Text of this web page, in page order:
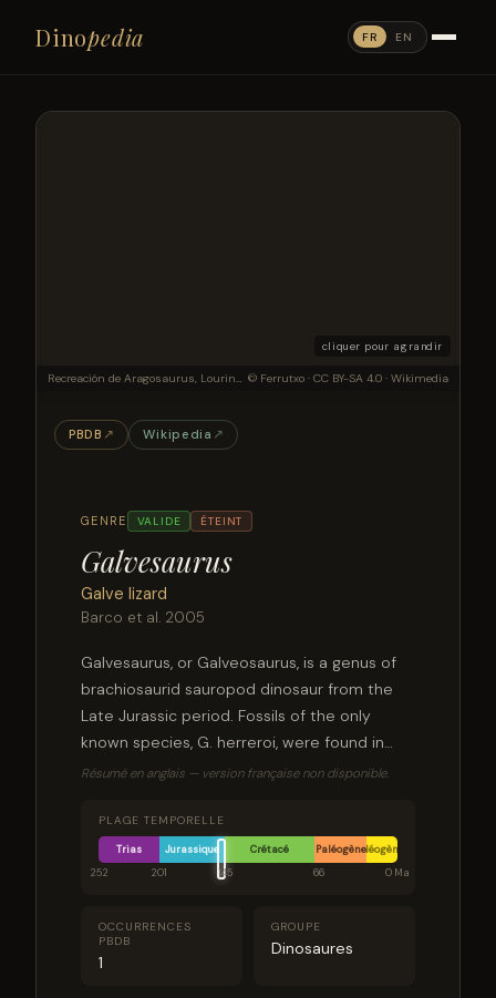
Dinopedia FR EN
GENRE VALIDE ÉTEINT
Galvesaurus
Galve lizard
Barco et al. 2005
Galvesaurus, or Galveosaurus, is a genus of
brachiosaurid sauropod dinosaur from the
Late Jurassic period. Fossils of the only
known species, G. herreroi, were found in
Galve, Spain, hence its generic name. The
discoverer, José María Herrero. Some
researchers suggest that the taxon might
represent a junior synonym of the
Résumé en anglais — version française non disponible.
PLAGE TEMPORELLE
Trias Jurassique Crétacé PaléogèneNéogène
252
201 145 66 0 Ma
OCCURRENCES
PBDB
1
GROUPE
Dinosaures
cliquer pour agrandir
Recreación de Aragosaurus, Lourinhasaurus y Galvesaurus, los tres macronarios hallados en la Península Ibérica © Ferrutxo · CC BY-SA 4.0 · Wikimedia
PBDB ↗ Wikipedia ↗